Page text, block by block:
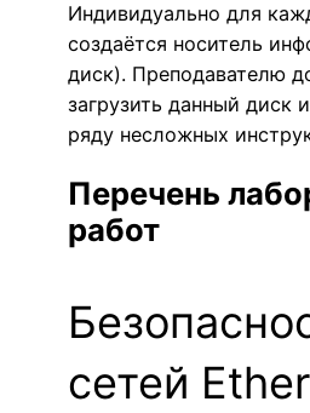
Индивидуально для
создаётся носитель
диск). Преподавателю
загрузить данный диск
ряду несложных
Перечень
работ
сетей